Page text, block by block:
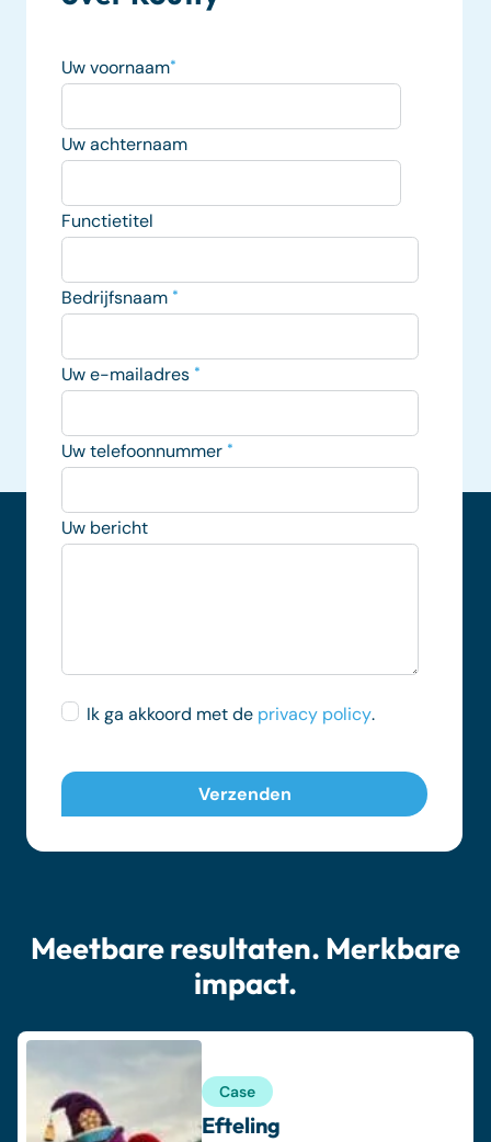
Uw voornaam*
Uw achternaam
Functietitel
Bedrijfsnaam *
Uw e-mailadres *
Uw telefoonnummer *
Uw bericht
Ik ga akkoord met de privacy policy.
Meetbare resultaten. Merkbare
impact.
Case
Efteling